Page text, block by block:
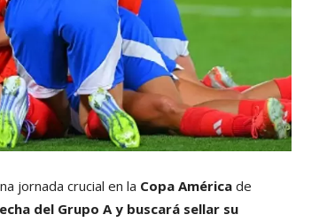
jornada crucial en la Copa América de
del Grupo A y buscará sellar su